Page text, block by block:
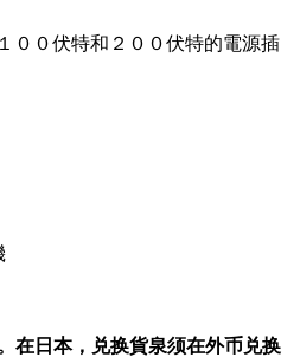
００伏特和２００伏特的電源插
在日本，兑换貨泉须在外币兑换